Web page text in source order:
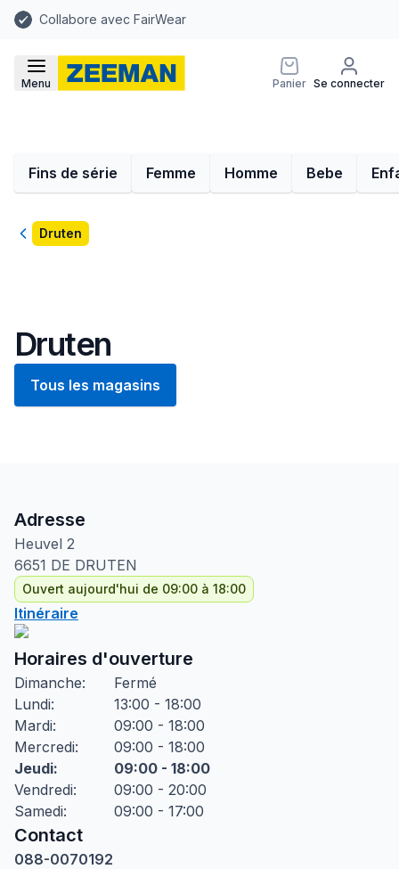
Collabore avec FairWear
Menu Panier Se connecter
Fins de série Femme Homme Bebe
RetourDruten
Druten
Tous les magasins
Adresse
Heuvel 2
6651 DE DRUTEN
Ouvert aujourd'hui de 09:00 à 18:00
Itinéraire
Horaires d'ouverture
Dimanche:
Fermé
Lundi:
13:00 - 18:00
Mardi:
09:00 - 18:00
Mercredi:
09:00 - 18:00
Jeudi:
09:00 - 18:00
Vendredi:
09:00 - 20:00
Samedi: 09:00 - 17:00
Contact
088-0070192